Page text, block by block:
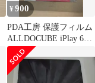
¥900
PDA工房 保護フィルム
ALLDOCUBE iPlay 60
mini Pro